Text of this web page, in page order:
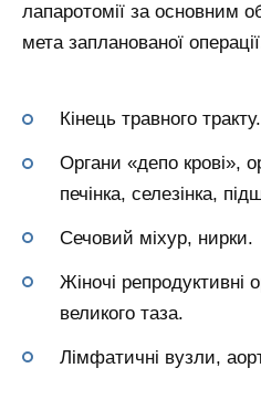
лапаротомії за основним
мета запланованої
Кінець травного тракту.
Органи «депо крові»,
печінка, селезінка,
Сечовий міхур, нирки.
Жіночі репродуктивні
великого таза.
Лімфатичні вузли,